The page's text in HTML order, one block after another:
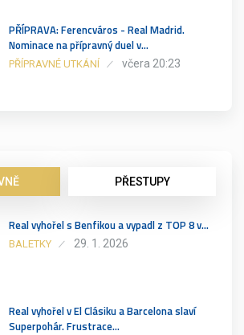
PŘÍPRAVA: Ferencváros - Real Madrid.
Nominace na přípravný duel v…
PŘÍPRAVNÉ UTKÁNÍ včera 20:23
PŘESTUPY
Real vyhořel s Benfikou a vypadl z TOP 8 v…
BALETKY 29. 1. 2026
Real vyhořel v El Clásiku a Barcelona slaví
Superpohár. Frustrace…